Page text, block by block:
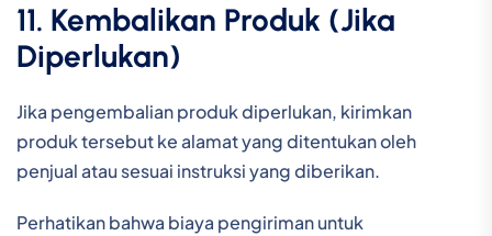
11. Kembalikan Produk (Jika
Diperlukan)
Jika pengembalian produk diperlukan, kirimkan
produk tersebut ke alamat yang ditentukan oleh
penjual atau sesuai instruksi yang diberikan.
Perhatikan bahwa biaya pengiriman untuk